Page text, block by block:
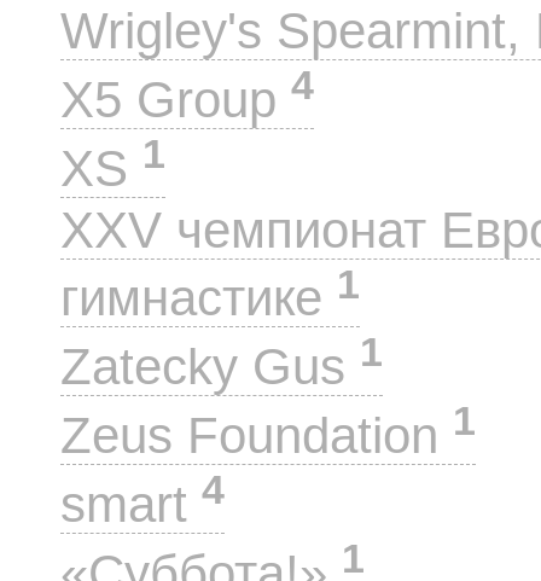
Wrigley's
X5 Group 4
XS 1
XXV чемпионат
гимнастике 1
Zatecky Gus 1
Zeus Foundation 1
smart 4
1